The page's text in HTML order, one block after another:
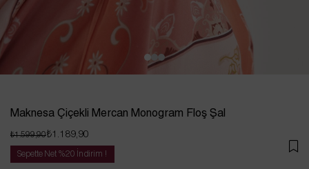
Maknesa Çiçekli Mercan Monogram Floş Şal
₺1.599,90₺1.189,90
Sepette Net %20 İndirim !